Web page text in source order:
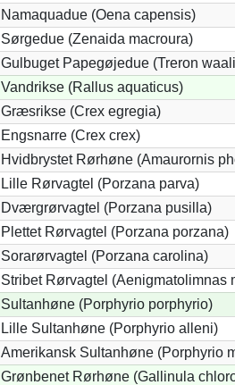
Namaquadue (Oena capensis)
Sørgedue (Zenaida macroura)
Gulbuget Papegøjedue (Treron
Vandrikse (Rallus aquaticus)
Græsrikse (Crex egregia)
Engsnarre (Crex crex)
Hvidbrystet Rørhøne (Amaurornis
Lille Rørvagtel (Porzana parva)
Dværgrørvagtel (Porzana pusilla)
Plettet Rørvagtel (Porzana porzana)
Sorarørvagtel (Porzana carolina)
Stribet Rørvagtel (Aenigmatolimnas
Sultanhøne (Porphyrio porphyrio)
Lille Sultanhøne (Porphyrio alleni)
Amerikansk Sultanhøne (Porphyrio
Grønbenet Rørhøne (Gallinula